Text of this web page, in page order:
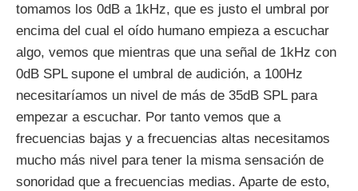
tomamos los 0dB a 1kHz, que es justo el umbral por
encima del cual el oído humano empieza a escuchar
algo, vemos que mientras que una señal de 1kHz con
0dB SPL supone el umbral de audición, a 100Hz
necesitaríamos un nivel de más de 35dB SPL para
empezar a escuchar. Por tanto vemos que a
frecuencias bajas y a frecuencias altas necesitamos
mucho más nivel para tener la misma sensación de
sonoridad que a frecuencias medias. Aparte de esto,